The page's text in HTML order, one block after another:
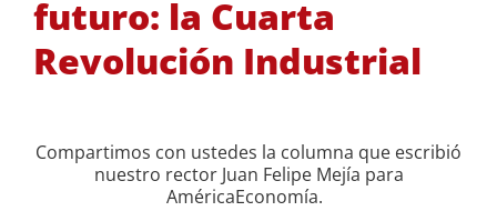
futuro: la Cuarta
Revolución Industrial
Compartimos con ustedes la columna que escribió
nuestro rector Juan Felipe Mejía para
AméricaEconomía.